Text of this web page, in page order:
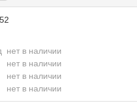
нет в наличии
нет в наличии
нет в наличии
нет в наличии